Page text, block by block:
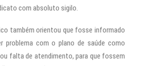
com absoluto sigilo.
também orientou que fosse informado
problema com o plano de saúde como
falta de atendimento, para que fossem